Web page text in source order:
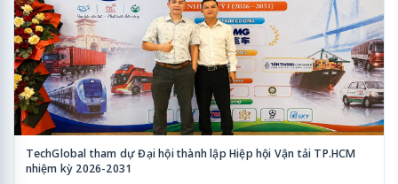
TechGlobal tham dự Đại hội thành lập Hiệp hội Vận tải TP.HCM
nhiệm kỳ 2026-2031